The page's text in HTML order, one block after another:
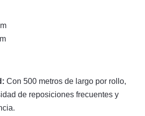
Con 500 metros de largo por rollo,
de reposiciones frecuentes y